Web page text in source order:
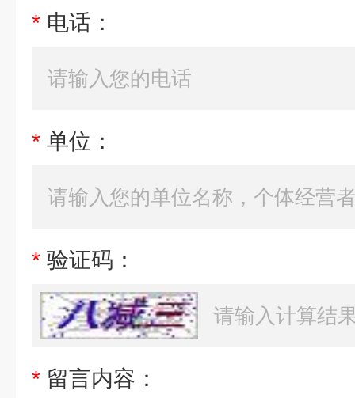
* 电话：
* 单位：
* 验证码：
* 留言内容：